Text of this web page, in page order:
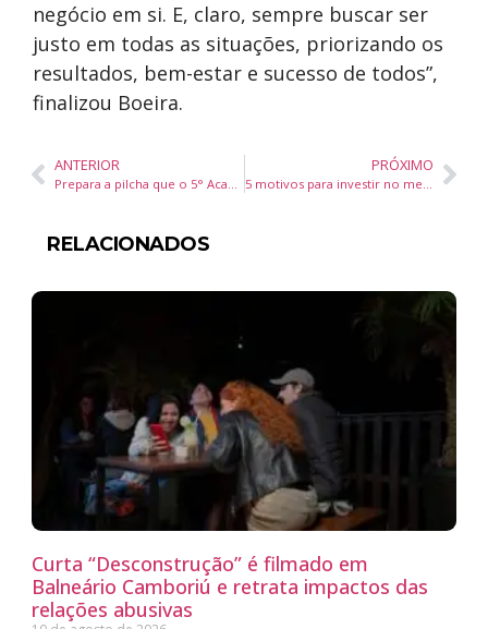
negócio em si. E, claro, sempre buscar ser
justo em todas as situações, priorizando os
resultados, bem-estar e sucesso de todos”,
finalizou Boeira.
ANTERIOR
Prepara a pilcha que o 5° Acampamento Farroupilha de Camboriú inicia hoje
PRÓXIMO
5 motivos para investir no mercado imobiliário mais valorizado do país
RELACIONADOS
Curta “Desconstrução” é filmado em
Balneário Camboriú e retrata impactos das
relações abusivas